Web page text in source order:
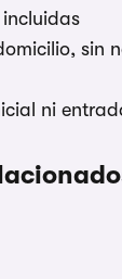
incluidas
sin
ni